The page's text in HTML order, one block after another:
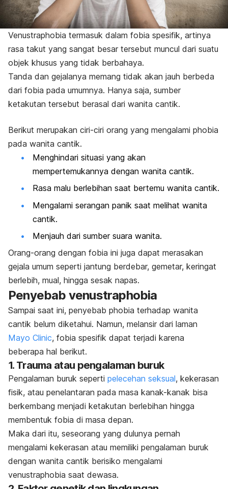
Venustraphobia termasuk dalam fobia spesifik, artinya
rasa takut yang sangat besar tersebut muncul dari suatu
objek khusus yang tidak berbahaya.
Tanda dan gejalanya memang tidak akan jauh berbeda
dari fobia pada umumnya. Hanya saja, sumber
ketakutan tersebut berasal dari wanita cantik.
Berikut merupakan ciri-ciri orang yang mengalami phobia
pada wanita cantik.
Menghindari situasi yang akan
mempertemukannya dengan wanita cantik.
Rasa malu berlebihan saat bertemu wanita cantik.
Mengalami serangan panik saat melihat wanita
cantik.
Menjauh dari sumber suara wanita.
Orang-orang dengan fobia ini juga dapat merasakan
gejala umum seperti jantung berdebar, gemetar, keringat
berlebih, mual, hingga sesak napas.
Penyebab venustraphobia
Sampai saat ini, penyebab phobia terhadap wanita
cantik belum diketahui. Namun, melansir dari laman
Mayo Clinic, fobia spesifik dapat terjadi karena
beberapa hal berikut.
1. Trauma atau pengalaman buruk
Pengalaman buruk seperti pelecehan seksual, kekerasan
fisik, atau penelantaran pada masa kanak-kanak bisa
berkembang menjadi ketakutan berlebihan hingga
membentuk fobia di masa depan.
Maka dari itu, seseorang yang dulunya pernah
mengalami kekerasan atau memiliki pengalaman buruk
dengan wanita cantik berisiko mengalami
venustraphobia saat dewasa.